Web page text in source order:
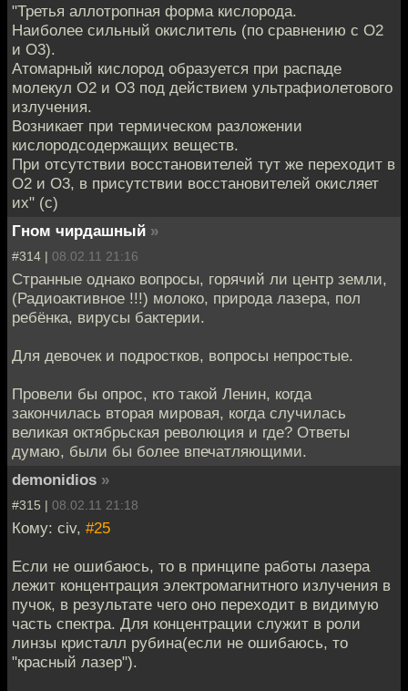
"Третья аллотропная форма кислорода.
Наиболее сильный окислитель (по сравнению с O2
и O3).
Атомарный кислород образуется при распаде
молекул O2 и O3 под действием ультрафиолетового
излучения.
Возникает при термическом разложении
кислородсодержащих веществ.
При отсутствии восстановителей тут же переходит в
O2 и O3, в присутствии восстановителей окисляет
их" (с)
Гном чирдашный »
#314 | 08.02.11 21:16
Странные однако вопросы, горячий ли центр земли,
(Радиоактивное !!!) молоко, природа лазера, пол
ребёнка, вирусы бактерии.
Для девочек и подростков, вопросы непростые.
Провели бы опрос, кто такой Ленин, когда
закончилась вторая мировая, когда случилась
великая октябрьская революция и где? Ответы
думаю, были бы более впечатляющими.
demonidios »
#315 | 08.02.11 21:18
Кому: civ, #25
Если не ошибаюсь, то в принципе работы лазера
лежит концентрация электромагнитного излучения в
пучок, в результате чего оно переходит в видимую
часть спектра. Для концентрации служит в роли
линзы кристалл рубина(если не ошибаюсь, то
"красный лазер").